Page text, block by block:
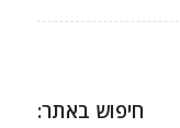
חיפוש באתר: